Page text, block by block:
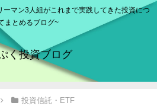
マン3人組がこれまで実践してきた投資につ
まとめるブログ~
く投資ブログ
投資信託・ETF